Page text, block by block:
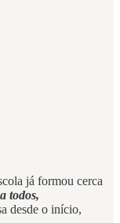
já formou cerca
todos,
desde o início,